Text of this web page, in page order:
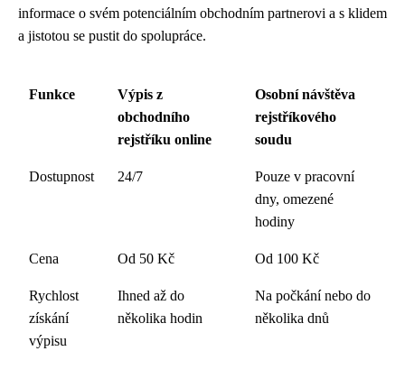
informace o svém potenciálním obchodním partnerovi a s klidem
a jistotou se pustit do spolupráce.
Funkce
Výpis z
obchodního
rejstříku online
Osobní návštěva
rejstříkového
soudu
Dostupnost 24/7
Pouze v pracovní
dny, omezené
hodiny
Cena Od 50 Kč Od 100 Kč
Rychlost
získání
výpisu
Ihned až do
několika hodin
Na počkání nebo do
několika dnů